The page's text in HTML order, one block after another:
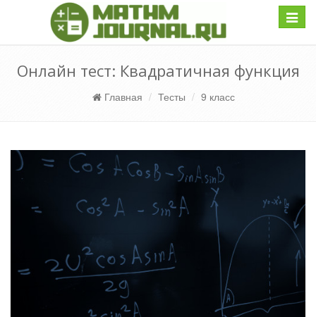
Онлайн тест: Квадратичная функция
Главная Тесты 9 класс